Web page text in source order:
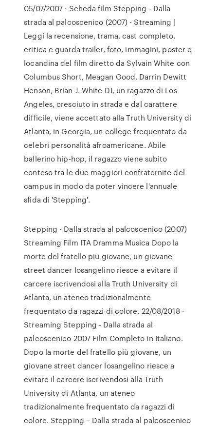
05/07/2007 · Scheda film Stepping -­ Dalla
strada al palcoscenico (2007) - Streaming |
Leggi la recensione, trama, cast completo,
critica e guarda trailer, foto, immagini, poster e
locandina del film diretto da Sylvain White con
Columbus Short, Meagan Good, Darrin Dewitt
Henson, Brian J. White DJ, un ragazzo di Los
Angeles, cresciuto in strada e dal carattere
difficile, viene accettato alla Truth University di
Atlanta, in Georgia, un college frequentato da
celebri personalità afroamericane. Abile
ballerino hip-hop, il ragazzo viene subito
conteso tra le due maggiori confraternite del
campus in modo da poter vincere l'annuale
sfida di 'Stepping'.
Stepping - Dalla strada al palcoscenico (2007)
Streaming Film ITA Dramma Musica Dopo la
morte del fratello più giovane, un giovane
street dancer losangelino riesce a evitare il
carcere iscrivendosi alla Truth University di
Atlanta, un ateneo tradizionalmente
frequentato da ragazzi di colore. 22/08/2018 ·
Streaming Stepping - Dalla strada al
palcoscenico 2007 Film Completo in Italiano.
Dopo la morte del fratello più giovane, un
giovane street dancer losangelino riesce a
evitare il carcere iscrivendosi alla Truth
University di Atlanta, un ateneo
tradizionalmente frequentato da ragazzi di
colore. Stepping – Dalla strada al palcoscenico